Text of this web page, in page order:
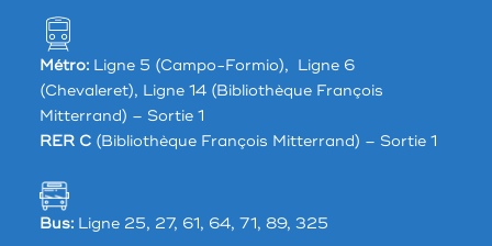
Métro:Ligne 5 (Campo-Formio), Ligne 6
(Chevaleret), Ligne 14 (Bibliothèque François
Mitterrand) – Sortie 1
RER C(Bibliothèque François Mitterrand) – Sortie 1
Bus:Ligne 25, 27, 61, 64, 71, 89, 325